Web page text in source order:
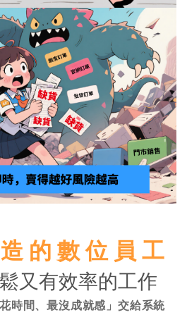
的數位員工
又有效率的工作
時間、最沒成就感」交給系統